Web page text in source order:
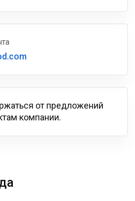
от предложений
компании.